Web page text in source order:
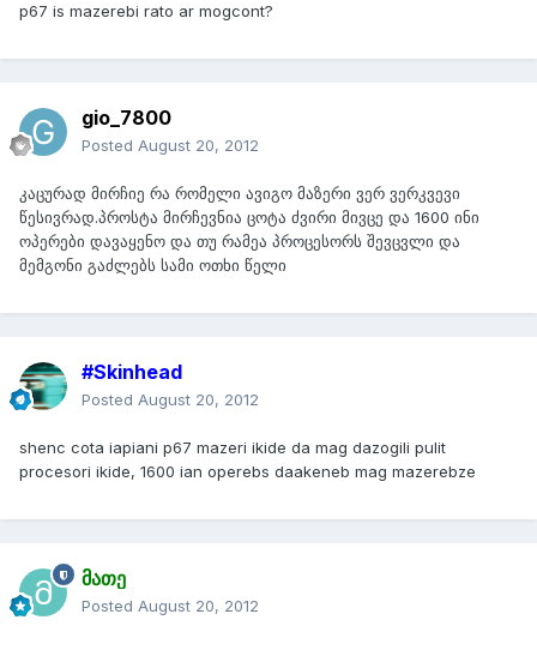
p67 is mazerebi rato ar mogcont?
gio_7800
Posted August 20, 2012
კაცურად მირჩიე რა რომელი ავიგო მაზერი ვერ ვერკვევი
წესივრად.პროსტა მირჩევნია ცოტა ძვირი მივცე და 1600 ინი
ოპერები დავაყენო და თუ რამეა პროცესორს შევცვლი და
მემგონი გაძლებს სამი ოთხი წელი
#Skinhead
Posted August 20, 2012
shenc cota iapiani p67 mazeri ikide da mag dazogili pulit
procesori ikide, 1600 ian operebs daakeneb mag mazerebze
მათე
Posted August 20, 2012